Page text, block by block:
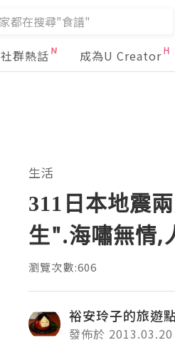
社群熱話 成為U Creator
生活
311日本地震
生".海嘯無情,
瀏覽次數:606
裕安玲子的旅遊
發佈於 2013.03.20